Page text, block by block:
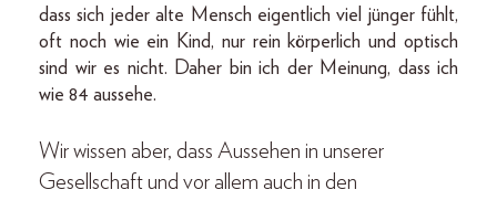
dass sich jeder alte Mensch eigentlich viel jünger fühlt,
oft noch wie ein Kind, nur rein körperlich und optisch
sind wir es nicht. Daher bin ich der Meinung, dass ich
wie 84 aussehe.
Wir wissen aber, dass Aussehen in unserer
Gesellschaft und vor allem auch in den